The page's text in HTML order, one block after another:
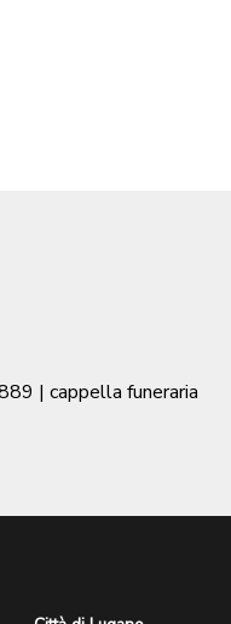
| cappella funeraria